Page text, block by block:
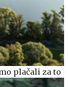
plačali za to